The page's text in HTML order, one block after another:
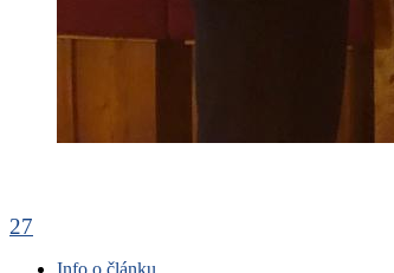
27
Info o článku